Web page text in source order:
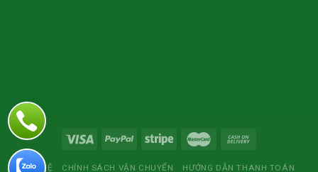
LIÊN HỆ CHÍNH SÁCH VẬN CHUYỂN HƯỚNG DẪN THANH TOÁN